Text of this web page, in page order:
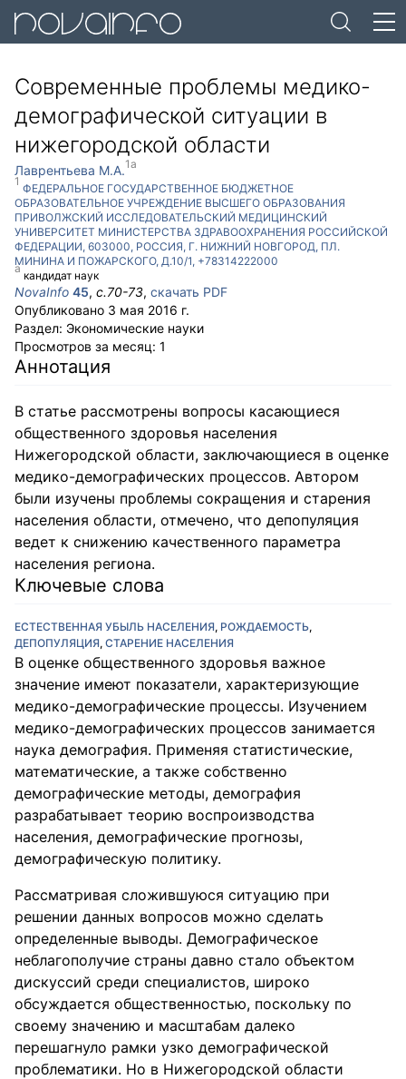
Современные проблемы медико-
демографической ситуации в
нижегородской области
Лаврентьева М.А.1a
1
ФЕДЕРАЛЬНОЕ ГОСУДАРСТВЕННОЕ БЮДЖЕТНОЕ
ОБРАЗОВАТЕЛЬНОЕ УЧРЕЖДЕНИЕ ВЫСШЕГО ОБРАЗОВАНИЯ
ПРИВОЛЖСКИЙ ИССЛЕДОВАТЕЛЬСКИЙ МЕДИЦИНСКИЙ
УНИВЕРСИТЕТ МИНИСТЕРСТВА ЗДРАВООХРАНЕНИЯ РОССИЙСКОЙ
ФЕДЕРАЦИИ, 603000, РОССИЯ, Г. НИЖНИЙ НОВГОРОД, ПЛ.
МИНИНА И ПОЖАРСКОГО, Д.10/1, +78314222000
a
кандидат наук
NovaInfo 45, с.70-73, скачать PDF
Опубликовано 3 мая 2016 г.
Раздел: Экономические науки
Просмотров за месяц: 1
Аннотация
В статье рассмотрены вопросы касающиеся
общественного здоровья населения
Нижегородской области, заключающиеся в оценке
медико-демографических процессов. Автором
были изучены проблемы сокращения и старения
населения области, отмечено, что депопуляция
ведет к снижению качественного параметра
населения региона.
Ключевые слова
ЕСТЕСТВЕННАЯ УБЫЛЬ НАСЕЛЕНИЯ, РОЖДАЕМОСТЬ,
ДЕПОПУЛЯЦИЯ, СТАРЕНИЕ НАСЕЛЕНИЯ
В оценке общественного здоровья важное
значение имеют показатели, характеризующие
медико-демографические процессы. Изучением
медико-демографических процессов занимается
наука демография. Применяя статистические,
математические, а также собственно
демографические методы, демография
разрабатывает теорию воспроизводства
населения, демографические прогнозы,
демографическую политику.
Рассматривая сложившуюся ситуацию при
решении данных вопросов можно сделать
определенные выводы. Демографическое
неблагополучие страны давно стало объектом
дискуссий среди специалистов, широко
обсуждается общественностью, поскольку по
своему значению и масштабам далеко
перешагнуло рамки узко демографической
проблематики. Но в Нижегородской области